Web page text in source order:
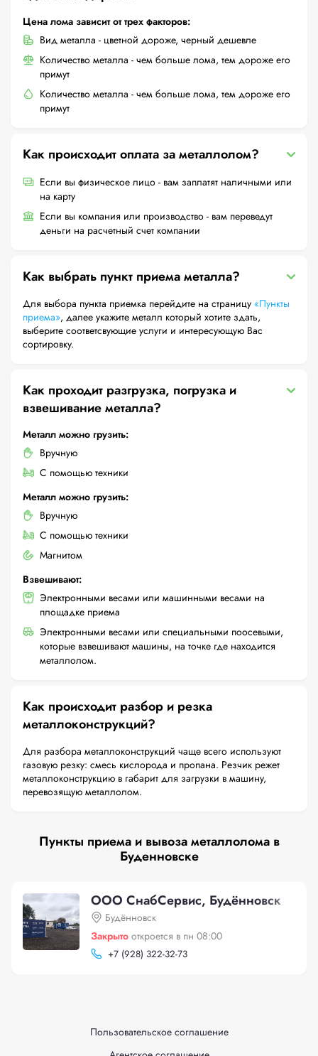
Цена лома зависит от трех факторов:
Вид металла - цветной дороже, черный дешевле
Количество металла - чем больше лома, тем дороже его
примут
Количество металла - чем больше лома, тем дороже его
примут
Как происходит оплата за металлолом?
Если вы физическое лицо - вам заплатят наличными или
на карту
Если вы компания или производство - вам переведут
деньги на расчетный счет компании
Как выбрать пункт приема металла?
Для выбора пункта приемка перейдите на страницу «Пункты
приема», далее укажите металл который хотите здать,
выберите соответсвующие услуги и интересующую Вас
сортировку.
Как проходит разгрузка, погрузка и
взвешивание металла?
Металл можно грузить:
Вручную
С помощью техники
Металл можно грузить:
Вручную
С помощью техники
Магнитом
Взвешивают:
Электронными весами или машинными весами на
площадке приема
Электронными весами или специальными поосевыми,
которые взвешивают машины, на точке где находится
металлолом.
Как происходит разбор и резка
металлоконструкций?
Для разбора металлоконструкций чаще всего используют
газовую резку: смесь кислорода и пропана. Резчик режет
металлоконструкцию в габарит для загрузки в машину,
перевозящую металлолом.
Пункты приема и вывоза металлолома в
Буденновске
ООО СнабСервис, Будённовск
Будённовск
Закрыто откроется в пн 08:00
+7 (928) 322-32-73
Пользовательское соглашение